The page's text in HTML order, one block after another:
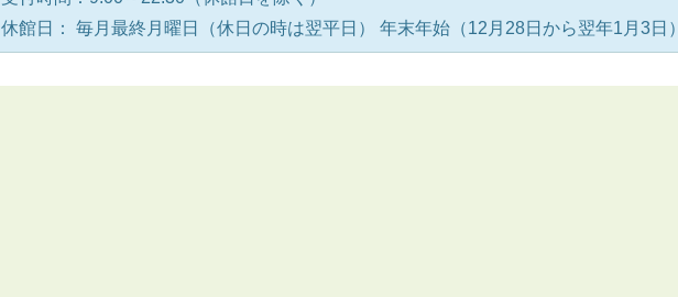
休館日： 毎月最終月曜日（休日の時は翌平日） 年末年始（12月28日から翌年1月3日）